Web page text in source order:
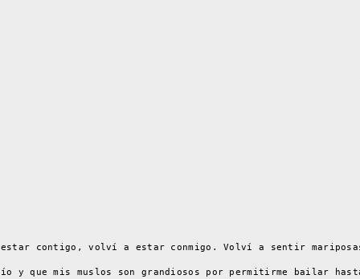
contigo, volví a estar conmigo. Volví a sentir
y que mis muslos son grandiosos por permitirme bailar